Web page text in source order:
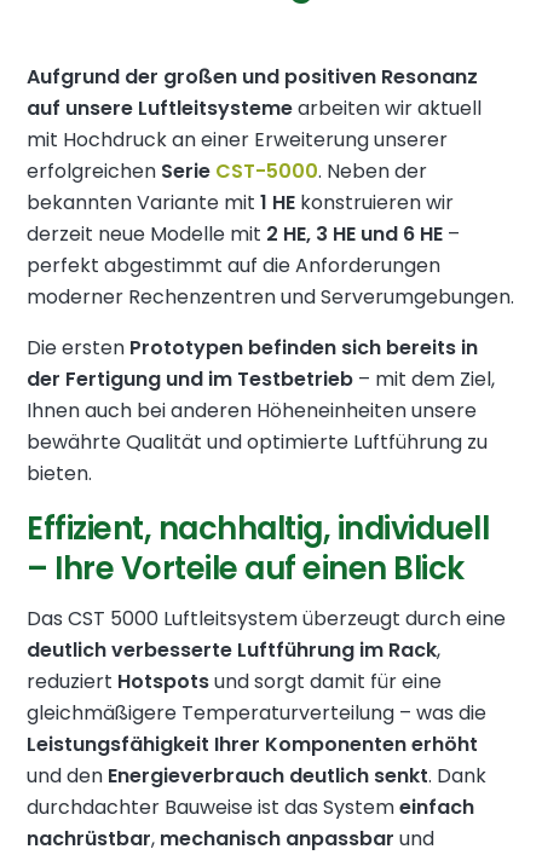
Aufgrund der großen und positiven Resonanz
auf unsere Luftleitsystemearbeiten wir aktuell
mit Hochdruck an einer Erweiterung unserer
erfolgreichen Serie CST-5000. Neben der
bekannten Variante mit1 HE konstruieren wir
derzeit neue Modelle mit 2 HE, 3 HE und 6 HE –
perfekt abgestimmt auf die Anforderungen
moderner Rechenzentren und Serverumgebungen.
Die ersten Prototypen befinden sich bereits in
der Fertigung und im Testbetrieb – mit dem Ziel,
Ihnen auch bei anderen Höheneinheiten unsere
bewährte Qualität und optimierte Luftführung zu
bieten.
Effizient, nachhaltig, individuell
– Ihre Vorteile auf einen Blick
Das CST 5000 Luftleitsystem überzeugt durch eine
deutlich verbesserte Luftführung im Rack,
reduziert Hotspotsund sorgt damit für eine
gleichmäßigere Temperaturverteilung – was die
Leistungsfähigkeit Ihrer Komponenten erhöht
und den Energieverbrauch deutlich senkt. Dank
durchdachter Bauweise ist das Systemeinfach
nachrüstbar, mechanisch anpassbar und